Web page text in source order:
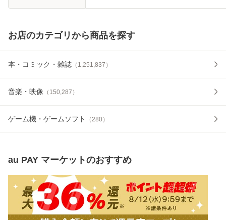
お店のカテゴリから商品を探す
本・コミック・雑誌 （ 1,251,837 ）
音楽・映像 （ 150,287 ）
ゲーム機・ゲームソフト （280）
au PAY マーケットのおすすめ